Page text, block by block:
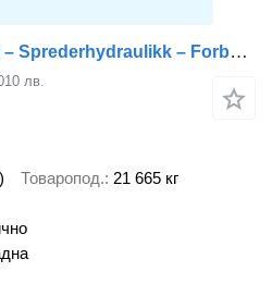
Volvo FH540 6x4 Tippbil – Sprederhydraulikk – Forberedt for Brøyteplat
лв.
Товаропод. 21 665 кг